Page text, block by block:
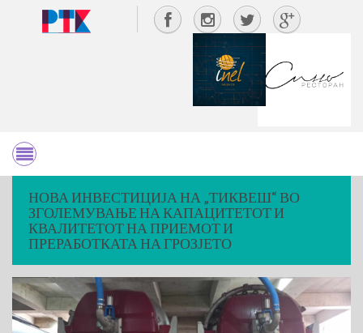
НОВА ИНВЕСТИЦИЈА НА „ТИКВЕШ“ ВО
ЗГОЛЕМУВАЊЕ НА КАПАЦИТЕТОТ И
КВАЛИТЕТОТ НА ПРИЕМОТ И
ПРЕРАБОТКАТА НА ГРОЗЈЕТО